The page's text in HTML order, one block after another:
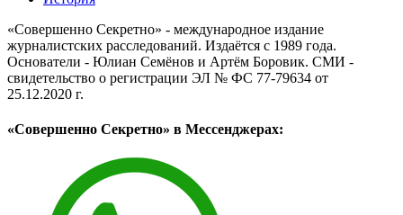
«Совершенно Секретно» - международное издание
журналистских расследований. Издаётся с 1989 года.
Основатели - Юлиан Семёнов и Артём Боровик. CМИ -
свидетельство о регистрации ЭЛ № ФС 77-79634 от
25.12.2020 г.
«Совершенно Секретно» в Мессенджерах: